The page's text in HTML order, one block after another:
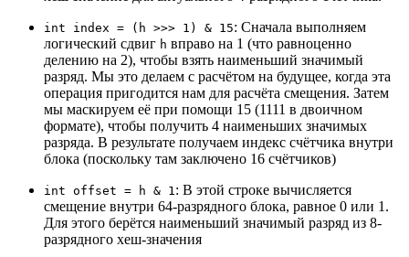
int index = (h >>> 1) & 15: Сначала выполняем
логический сдвиг h вправо на 1 (что равноценно
делению на 2), чтобы взять наименьший значимый
разряд. Мы это делаем с расчётом на будущее, когда эта
операция пригодится нам для расчёта смещения. Затем
мы маскируем её при помощи 15 (1111 в двоичном
формате), чтобы получить 4 наименьших значимых
разряда. В результате получаем индекс счётчика внутри
блока (поскольку там заключено 16 счётчиков)
int offset = h & 1: В этой строке вычисляется
смещение внутри 64-разрядного блока, равное 0 или 1.
Для этого берётся наименьший значимый разряд из 8-
разрядного хеш-значения